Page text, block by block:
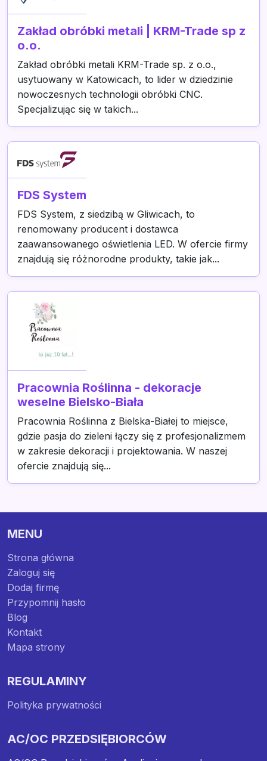
Zakład obróbki metali | KRM-Trade sp z
o.o.
Zakład obróbki metali KRM-Trade sp. z o.o.,
usytuowany w Katowicach, to lider w dziedzinie
nowoczesnych technologii obróbki CNC.
Specjalizując się w takich...
FDS System
FDS System, z siedzibą w Gliwicach, to
renomowany producent i dostawca
zaawansowanego oświetlenia LED. W ofercie firmy
znajdują się różnorodne produkty, takie jak...
Pracownia Roślinna - dekoracje
weselne Bielsko-Biała
Pracownia Roślinna z Bielska-Białej to miejsce,
gdzie pasja do zieleni łączy się z profesjonalizmem
w zakresie dekoracji i projektowania. W naszej
ofercie znajdują się...
MENU
Strona główna
Zaloguj się
Dodaj firmę
Przypomnij hasło
Blog
Kontakt
Mapa strony
REGULAMINY
Polityka prywatności
AC/OC PRZEDSIĘBIORCÓW